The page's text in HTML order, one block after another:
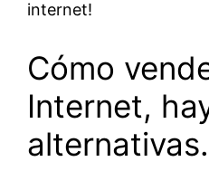
internet!
Cómo
Internet,
alternativas.